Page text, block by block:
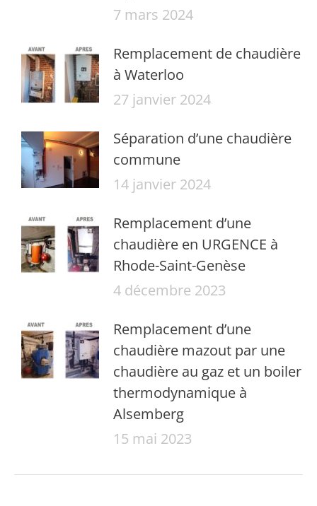
7 mars 2024
Remplacement de chaudière
à Waterloo
27 janvier 2024
Séparation d’une chaudière
commune
14 janvier 2024
Remplacement d’une
chaudière en URGENCE à
Rhode-Saint-Genèse
4 décembre 2023
Remplacement d’une
chaudière mazout par une
chaudière au gaz et un boiler
thermodynamique à
Alsemberg
15 mai 2023